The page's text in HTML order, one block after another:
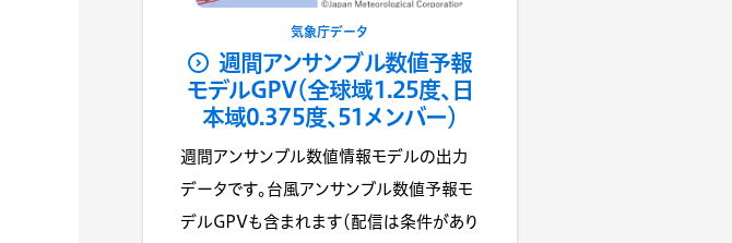
気象庁データ
週間アンサンブル数値予報
モデルGPV（全球域1.25度、日
本域0.375度、51メンバー）
週間アンサンブル数値情報モデルの出力
データです。台風アンサンブル数値予報モ
デルGPVも含まれます（配信は条件があり